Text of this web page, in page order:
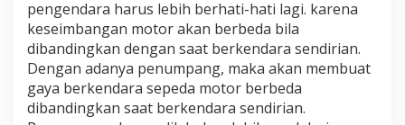
pengendara harus lebih berhati-hati lagi. karena
keseimbangan motor akan berbeda bila
dibandingkan dengan saat berkendara sendirian.
Dengan adanya penumpang, maka akan membuat
gaya berkendara sepeda motor berbeda
dibandingkan saat berkendara sendirian.